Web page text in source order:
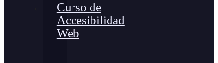
Curso de
Accesibilidad
Web